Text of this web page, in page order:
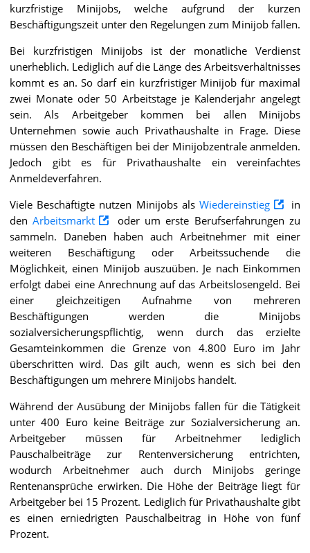
kurzfristige Minijobs, welche aufgrund der kurzen
Beschäftigungszeit unter den Regelungen zum Minijob fallen.
Bei kurzfristigen Minijobs ist der monatliche Verdienst
unerheblich. Lediglich auf die Länge des Arbeitsverhältnisses
kommt es an. So darf ein kurzfristiger Minijob für maximal
zwei Monate oder 50 Arbeitstage je Kalenderjahr angelegt
sein. Als Arbeitgeber kommen bei allen Minijobs
Unternehmen sowie auch Privathaushalte in Frage. Diese
müssen den Beschäftigen bei der Minijobzentrale anmelden.
Jedoch gibt es für Privathaushalte ein vereinfachtes
Anmeldeverfahren.
Viele Beschäftigte nutzen Minijobs als Wiedereinstieg
in
denArbeitsmarkt
oder um erste Berufserfahrungen zu
sammeln. Daneben haben auch Arbeitnehmer mit einer
weiteren Beschäftigung oder Arbeitssuchende die
Möglichkeit, einen Minijob auszuüben. Je nach Einkommen
erfolgt dabei eine Anrechnung auf das Arbeitslosengeld. Bei
einer gleichzeitigen Aufnahme von mehreren
Beschäftigungen werden die Minijobs
sozialversicherungspflichtig, wenn durch das erzielte
Gesamteinkommen die Grenze von 4.800 Euro im Jahr
überschritten wird. Das gilt auch, wenn es sich bei den
Beschäftigungen um mehrere Minijobs handelt.
Während der Ausübung der Minijobs fallen für die Tätigkeit
unter 400 Euro keine Beiträge zur Sozialversicherung an.
Arbeitgeber müssen für Arbeitnehmer lediglich
Pauschalbeiträge zur Rentenversicherung entrichten,
wodurch Arbeitnehmer auch durch Minijobs geringe
Rentenansprüche erwirken. Die Höhe der Beiträge liegt für
Arbeitgeber bei 15 Prozent. Lediglich für Privathaushalte gibt
es einen erniedrigten Pauschalbeitrag in Höhe von fünf
Prozent.